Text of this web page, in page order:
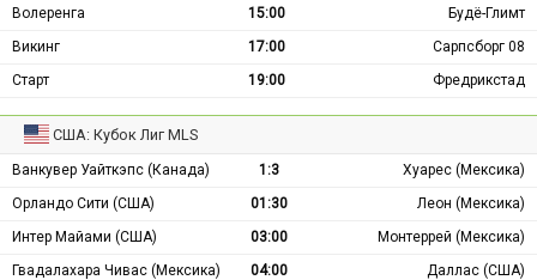
Волеренга 15:00
Будё-Глимт
Викинг
17:00
Сарпсборг 08
Старт
19:00 Фредрикстад
США: Кубок Лиг MLS
Ванкувер Уайткэпс (Канада) 1:3
Хуарес (Мексика)
Орландо Сити (США)
01:30
Леон (Мексика)
Интер Майами (США)
03:00
Монтеррей (Мексика)
Гвадалахара Чивас (Мексика)
04:00 Даллас (США)